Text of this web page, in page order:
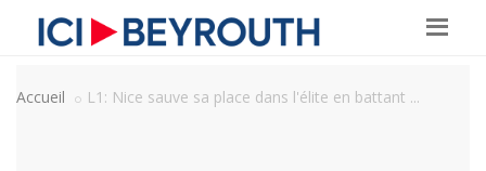
Accueil L1: Nice sauve sa place dans l'élite en battant ...